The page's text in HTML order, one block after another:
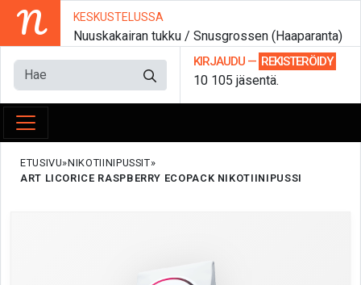
N KESKUSTELUSSA
Nuuskakairan tukku / Snusgrossen (Haaparanta)
KIRJAUDU — REKISTERÖIDY
10 105 jäsentä.
ETUSIVU NIKOTIINIPUSSIT
ART LICORICE RASPBERRY ECOPACK NIKOTIINIPUSSI